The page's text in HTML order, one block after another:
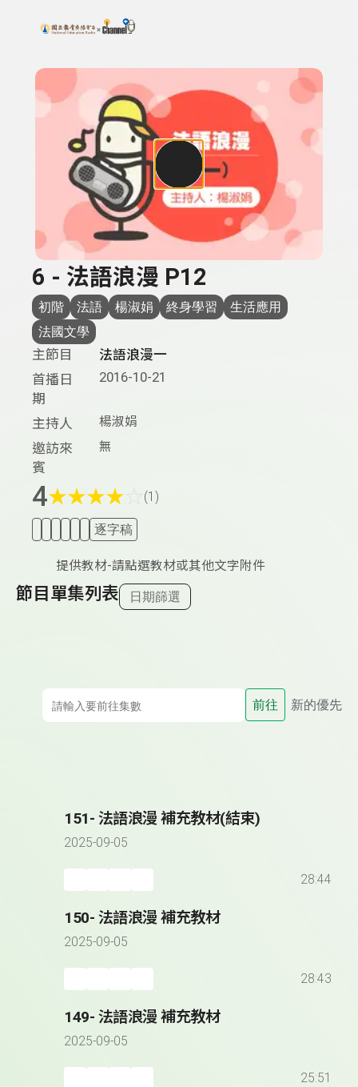
上方功能區塊
搜尋關鍵字：可輸入節目名稱、主持人或關鍵字
6 - 法語浪漫 P12
初階 法語 楊淑娟 終身學習
生活應用
法國文學
主節目
法語浪漫一
首播日
期
2016-10-21
主持人 楊淑娟
邀訪來
賓
無
4★★★★ (1)
逐字稿
提供教材-請點選教材或其他文字附件
節目單集列表 日期篩選
前往 新的優先
151- 法語浪漫 補充教材(結束)
2025-09-05
28:44
150- 法語浪漫 補充教材
2025-09-05
28:43
149- 法語浪漫 補充教材
2025-09-05
25:51